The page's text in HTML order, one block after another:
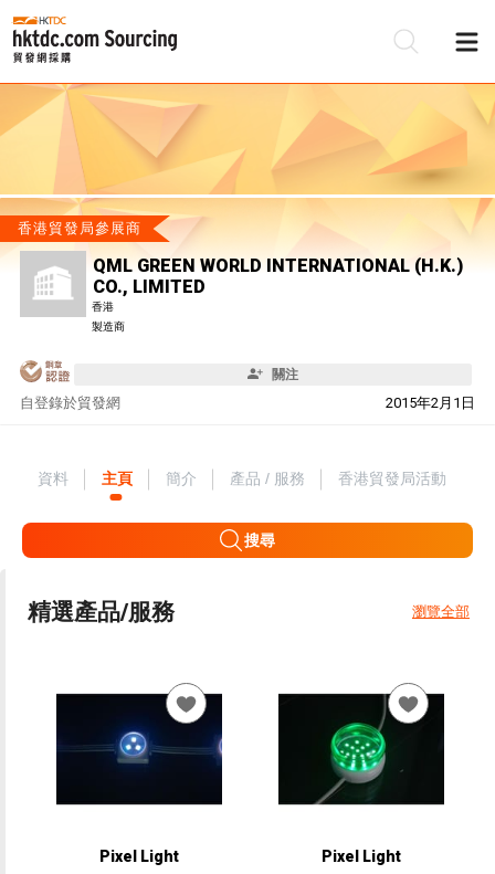
香港貿發局參展商
QML GREEN WORLD INTERNATIONAL (H.K.)
CO., LIMITED
香港
製造商
關注
自 2015年2月1日
登錄於貿發網
資料 主頁 簡介 產品 / 服務 香港貿發局活動
搜尋
精選產品/服務 瀏覽全部
Pixel Light Pixel Light